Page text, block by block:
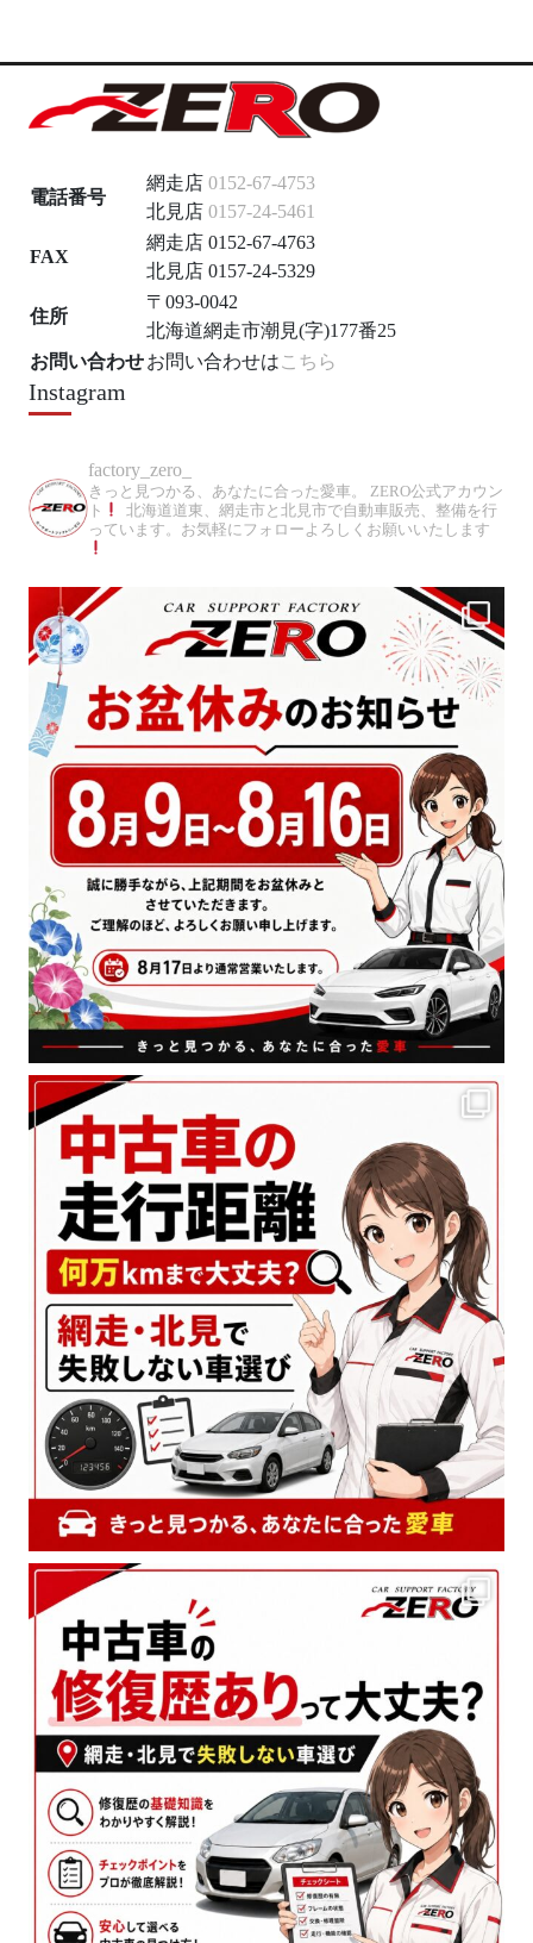
電話番号
網走店 0152-67-4753
北見店 0157-24-5461
FAX
網走店 0152-67-4763
北見店 0157-24-5329
住所
〒093-0042
北海道網走市潮見(字)177番25
お問い合わせお問い合わせはこちら
Instagram
factory_zero_
きっと見つかる、あなたに合った愛車。
ZERO公式アカウン
ト
北海道道東、網走市と北見市で自動車販売、整備を行
っています。お気軽にフォローよろしくお願いいたします